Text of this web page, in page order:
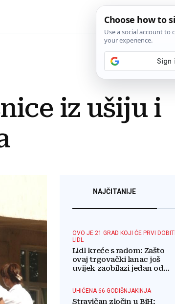
iz ušiju i
NAJČITANIJE
OVO JE 21 GRAD KOJI ĆE PRVI DOBITI
LIDL
Lidl kreće s radom: Zašto
ovaj trgovački lanac još
uvijek zaobilazi jedan od
UHIĆENA 66-GODIŠNJAKINJA
Stravičan zločin u BiH: